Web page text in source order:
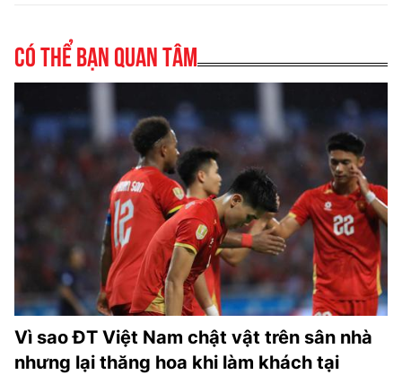
Có thể bạn quan tâm
Vì sao ĐT Việt Nam chật vật trên sân nhà
nhưng lại thăng hoa khi làm khách tại